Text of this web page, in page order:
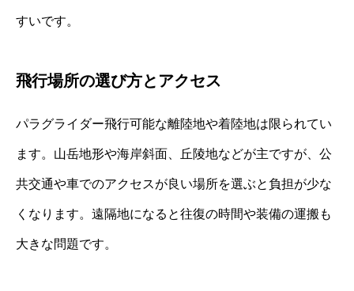
すいです。
飛行場所の選び方とアクセス
パラグライダー飛行可能な離陸地や着陸地は限られてい
ます。山岳地形や海岸斜面、丘陵地などが主ですが、公
共交通や車でのアクセスが良い場所を選ぶと負担が少な
くなります。遠隔地になると往復の時間や装備の運搬も
大きな問題です。